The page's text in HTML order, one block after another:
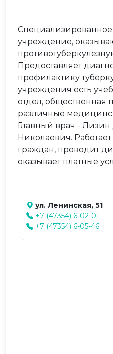
учреждение,
Предоставляет
профилактику
учреждения есть
отдел, общественная
различные
Главный врач -
Николаевич.
граждан, проводит
оказывает платные
ул. Ленинская, 51
+7 (47354) 6-02-01
+7 (47354) 6-05-46